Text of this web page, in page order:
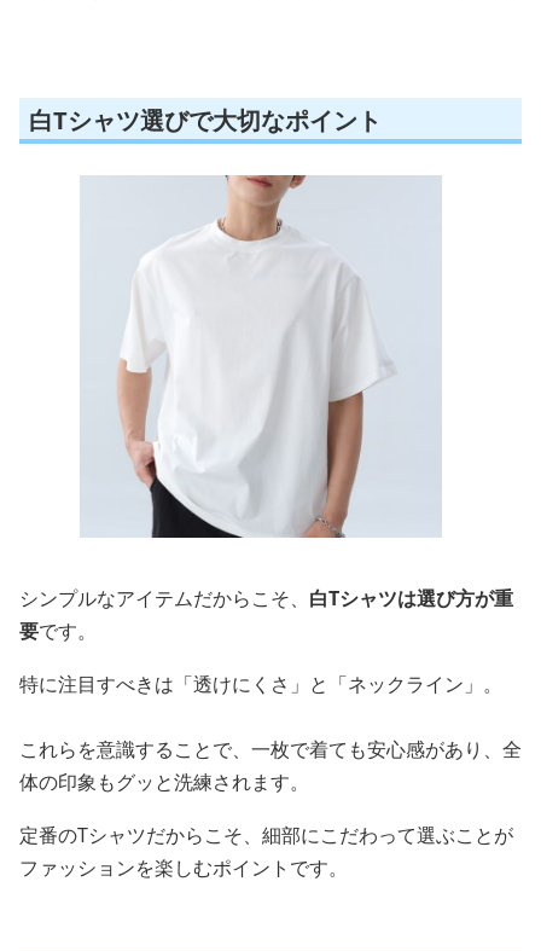
白Tシャツ選びで大切なポイント
シンプルなアイテムだからこそ、 白Tシャツは選び方が重
要です。
特に注目すべきは「透けにくさ」と「ネックライン」。
これらを意識することで、一枚で着ても安心感があり、全
体の印象もグッと洗練されます。
定番のTシャツだからこそ、細部にこだわって選ぶことが
ファッションを楽しむポイントです。